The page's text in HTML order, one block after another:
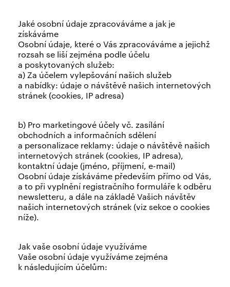
Jaké osobní údaje zpracováváme a jak je
získáváme
Osobní údaje, které o Vás zpracováváme a jejichž
rozsah se liší zejména podle účelu
a poskytovaných služeb:
a) Za účelem vylepšování našich služeb
a nabídky: údaje o návštěvě našich internetových
stránek (cookies, IP adresa)
b) Pro marketingové účely vč. zasílání
obchodních a informačních sdělení
a personalizace reklamy: údaje o návštěvě našich
internetových stránek (cookies, IP adresa),
kontaktní údaje (jméno, příjmení, e-mail)
Osobní údaje získáváme především přímo od Vás,
a to při vyplnění registračního formuláře k odběru
newsletteru, a dále na základě Vašich návštěv
našich internetových stránek (viz sekce o cookies
níže).
Jak vaše osobní údaje využíváme
Vaše osobní údaje využíváme zejména
k následujícím účelům: